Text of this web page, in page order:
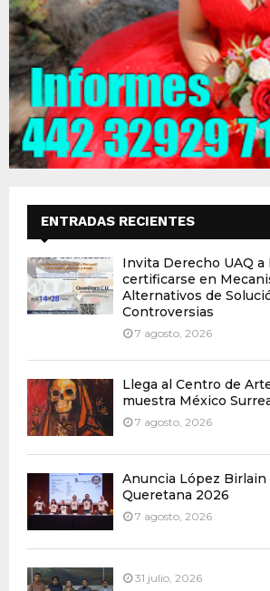
ENTRADAS RECIENTES
Invita Derecho UAQ a
certificarse en
Alternativos de
Controversias
7 agosto, 2026
Llega al Centro de
muestra México
7 agosto, 2026
Anuncia López Birlain
Queretana 2026
7 agosto, 2026
31 julio, 2026